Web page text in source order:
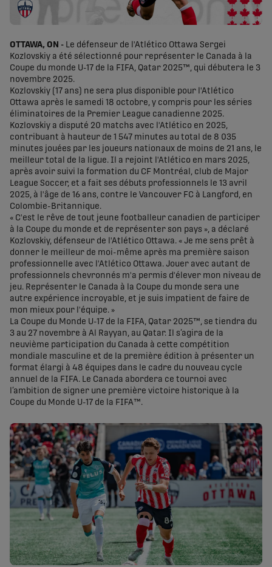
OTTAWA, ON - Le défenseur de l'Atlético Ottawa Sergei
Kozlovskiy a été sélectionné pour représenter le Canada à la
Coupe du monde U-17 de la FIFA, Qatar 2025™, qui débutera le 3
novembre 2025.
Kozlovskiy (17 ans) ne sera plus disponible pour l'Atlético
Ottawa après le samedi 18 octobre, y compris pour les séries
éliminatoires de la Premier League canadienne 2025.
Kozlovskiy a disputé 20 matchs avec l'Atlético en 2025,
contribuant à hauteur de 1 547 minutes au total de 8 035
minutes jouées par les joueurs nationaux de moins de 21 ans, le
meilleur total de la ligue. Il a rejoint l'Atlético en mars 2025,
après avoir suivi la formation du CF Montréal, club de Major
League Soccer, et a fait ses débuts professionnels le 13 avril
2025, à l'âge de 16 ans, contre le Vancouver FC à Langford, en
Colombie-Britannique.
« C'est le rêve de tout jeune footballeur canadien de participer
à la Coupe du monde et de représenter son pays », a déclaré
Kozlovskiy, défenseur de l'Atlético Ottawa. « Je me sens prêt à
donner le meilleur de moi-même après ma première saison
professionnelle avec l'Atlético Ottawa. Jouer avec autant de
professionnels chevronnés m'a permis d'élever mon niveau de
jeu. Représenter le Canada à la Coupe du monde sera une
autre expérience incroyable, et je suis impatient de faire de
mon mieux pour l'équipe. »
La Coupe du Monde U-17 de la FIFA, Qatar 2025™, se tiendra du
3 au 27 novembre à Al Rayyan, au Qatar. Il s’agira de la
neuvième participation du Canada à cette compétition
mondiale masculine et de la première édition à présenter un
format élargi à 48 équipes dans le cadre du nouveau cycle
annuel de la FIFA. Le Canada abordera ce tournoi avec
l’ambition de signer une première victoire historique à la
Coupe du Monde U-17 de la FIFA™.